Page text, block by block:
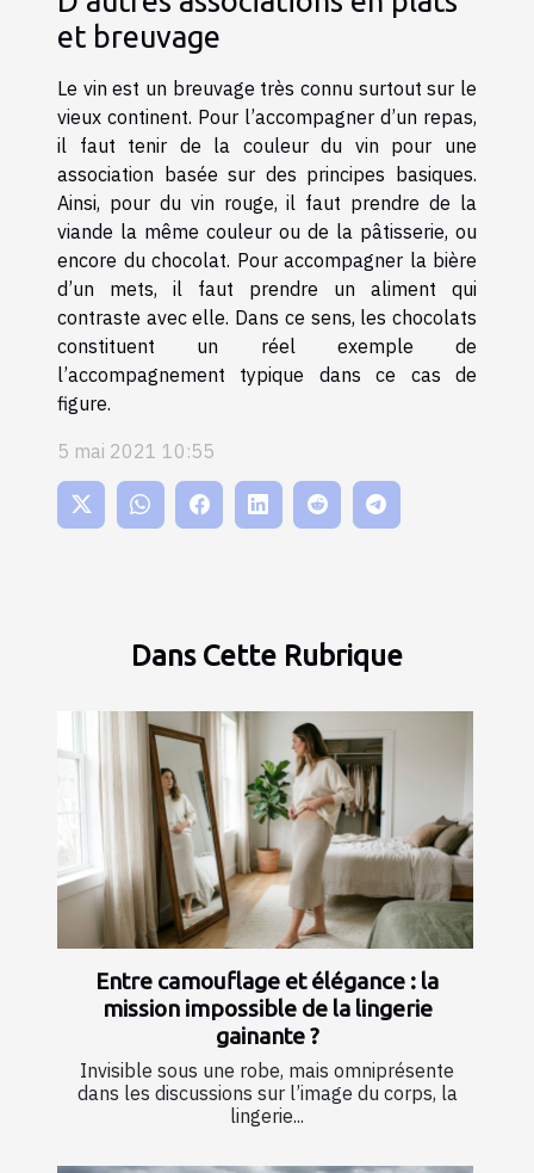
et breuvage
Le vin est un breuvage très connu surtout sur le
vieux continent. Pour l’accompagner d’un repas,
il faut tenir de la couleur du vin pour une
association basée sur des principes basiques.
Ainsi, pour du vin rouge, il faut prendre de la
viande la même couleur ou de la pâtisserie, ou
encore du chocolat. Pour accompagner la bière
d’un mets, il faut prendre un aliment qui
contraste avec elle. Dans ce sens, les chocolats
constituent un réel exemple de
l’accompagnement typique dans ce cas de
figure.
5 mai 2021 10:55
Dans Cette Rubrique
Entre camouflage et élégance : la
mission impossible de la lingerie
gainante ?
Invisible sous une robe, mais omniprésente
dans les discussions sur l’image du corps, la
lingerie...